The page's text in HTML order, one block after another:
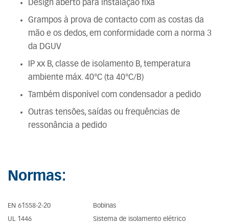
Design aberto para instalação fixa
Grampos à prova de contacto com as costas da
mão e os dedos, em conformidade com a norma 3
da DGUV
IP xx B, classe de isolamento B, temperatura
ambiente máx. 40°C (ta 40°C/B)
Também disponível com condensador a pedido
Outras tensões, saídas ou frequências de
ressonância a pedido
Normas:
EN 61558-2-20
Bobinas
UL 1446
Sistema de isolamento elétrico